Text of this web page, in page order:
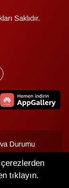
Saklıdır.
Durumu
Yoğunluk
tıklayın.